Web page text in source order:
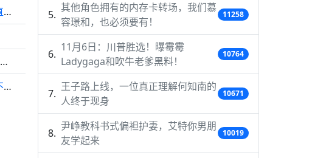
文艺表演搞笑一幕，小朋友忘记动作队友直接“递答案”
“因为被阿娘安稳的爱着 所以有做任何事的勇气”
富家千金意外发现丫鬟背后有一颗胎痣，不料竟认出是失散二十年的妹妹
其他角色拥有的内存卡转场，我们慕
容璟和，也必须要有！
11258
11月6日：川普胜选！曝霉霉
Ladygaga和吹牛老爹黑料！
10764
王子路上线，一位真正理解何知南的
人终于现身
10671
尹峥教科书式偏袒护妻，艾特你男朋
友学起来
10019